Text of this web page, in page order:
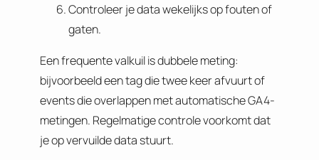
Controleer je data wekelijks op fouten of
gaten.
Een frequente valkuil is dubbele meting:
bijvoorbeeld een tag die twee keer afvuurt of
events die overlappen met automatische GA4-
metingen. Regelmatige controle voorkomt dat
je op vervuilde data stuurt.